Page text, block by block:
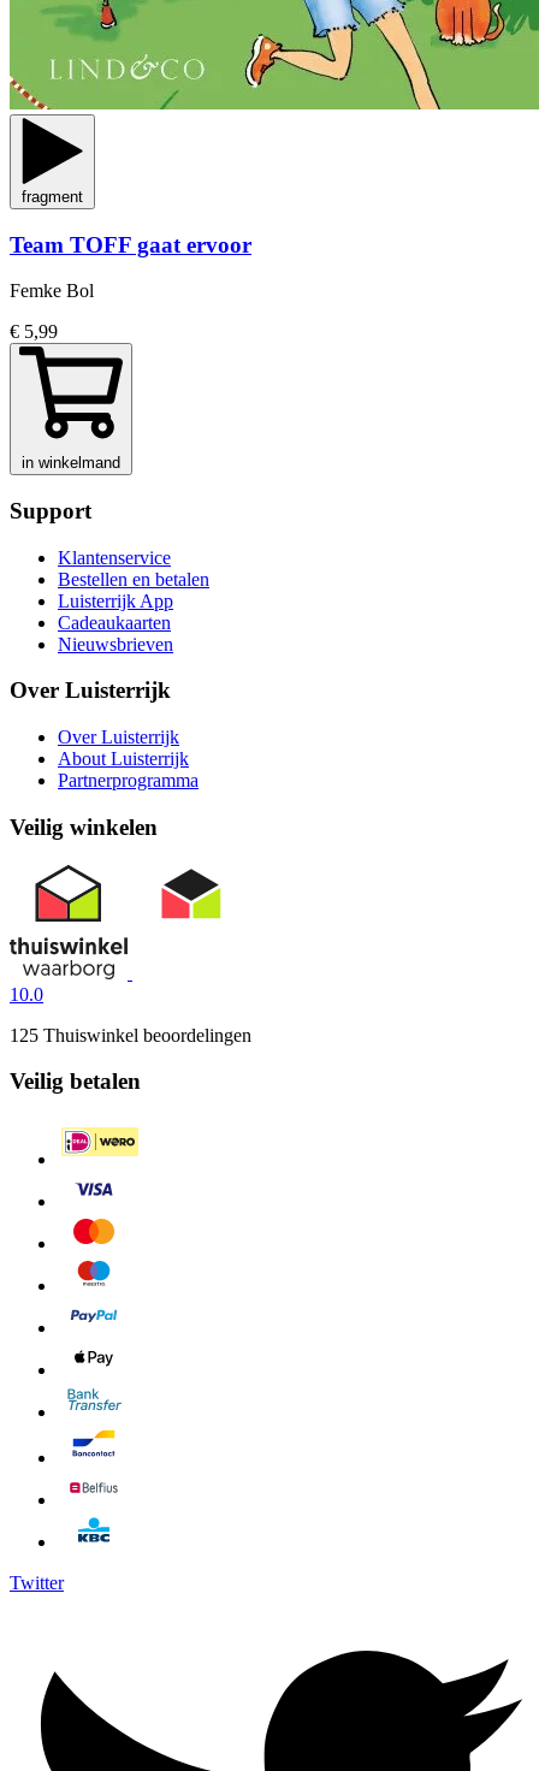
fragment
Team TOFF gaat ervoor
Femke Bol
€ 5,99
in winkelmand
Support
Klantenservice
Bestellen en betalen
Luisterrijk App
Cadeaukaarten
Nieuwsbrieven
Over Luisterrijk
Over Luisterrijk
About Luisterrijk
Partnerprogramma
Veilig winkelen
10.0
125 Thuiswinkel beoordelingen
Veilig betalen
Twitter